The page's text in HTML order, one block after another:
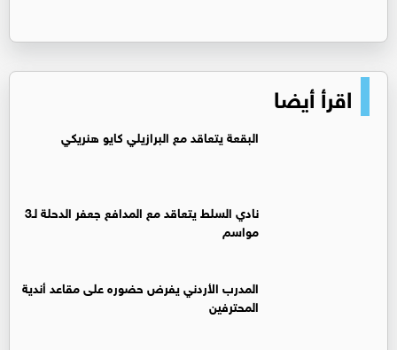
اقرأ أيضا
البقعة يتعاقد مع البرازيلي كايو هنريكي
نادي السلط يتعاقد مع المدافع جعفر الدحلة لـ3
مواسم
المدرب الأردني يفرض حضوره على مقاعد أندية
المحترفين